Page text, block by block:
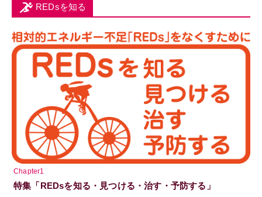
REDsを知る
Chapter1
特集「REDsを知る・見つける・治す・予防する」